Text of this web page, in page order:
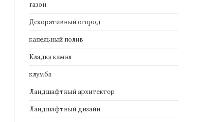
газон
Декоративный огород
капельный полив
Кладка камня
клумба
Ландшафтный архитектор
Ландшафтный дизайн